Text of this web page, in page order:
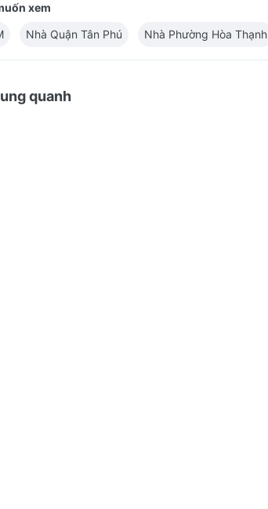
xem
Nhà Quận Tân Phú Nhà Phường Hòa Thạnh
quanh